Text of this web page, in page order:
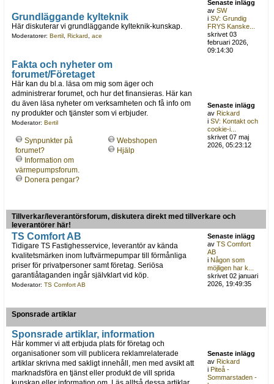
Grundläggande kylteknik
Här diskuterar vi grundläggande kylteknik-kunskap.
Moderatorer: Bertil, Rickard ace
Senaste inlägg
avSW
iSV: Grundig
FRYS Kanske...
skrivet 03
februari 2026,
09:14:30
Fakta och nyheter om
forumet/Företaget
Här kan du bl.a. läsa om mig som äger och
administrerar forumet, och hur det finansieras. Här kan
du även läsa nyheter om verksamheten och få info om
ny produkter och tjänster som vi erbjuder.
Moderator: Bertil
Synpunkter på
forumet?
Information om
värmepumpsforum.
Donera pengar?
Webshopen
Hjälp
Senaste inlägg
avRickard
iSV: Kontakt och
cookie-i...
skrivet 07 maj
2026, 05:23:12
Tillverkar/leverantörsforum, diskutera direkt med tillverkare och
leverantörer här!
TS Comfort AB
Tidigare TS Fastighesservice, leverantör av kända
kvalitetsmärken inom luftvärmepumpar till förmånliga
priser för privatpersoner samt företag. Seriösa
garantiåtaganden ingår självklart vid köp.
Moderator: TS Comfort AB
Senaste inlägg
avTS Comfort
AB
iNågon som
möjligen har k...
skrivet 02 januari
2026, 19:49:35
Sponsrade artiklar
Sponsrade artiklar, information
Här kommer vi att erbjuda plats för företag och
organisationer som vill publicera reklamrelaterade
artiklar skrivna med sakligt innehåll, men med avsikt att
marknadsföra en tjänst eller produkt de vill sprida
Senaste inlägg
avRickard
iPiteå -
Sommarstaden -